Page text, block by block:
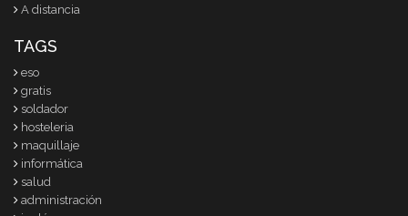
A distancia
TAGS
eso
gratis
soldador
hosteleria
maquillaje
informática
salud
administración